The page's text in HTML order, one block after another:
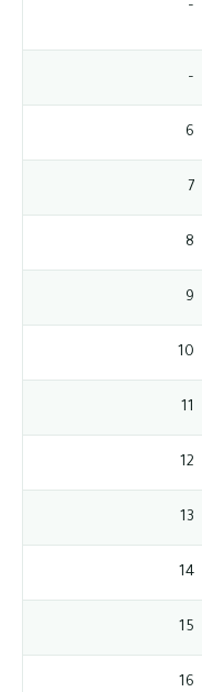
–
–
6
7
8
9
10
11
12
13
14
15
16